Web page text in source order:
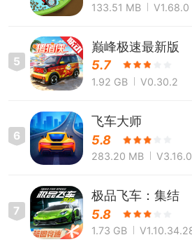
133.51 MB V1.68.0
5
巅峰极速最新版
5.7
1.92 GB V0.30.2
6
飞车大师
5.8
283.20 MB
7
极品飞车：集结
5.8
1.73 GB